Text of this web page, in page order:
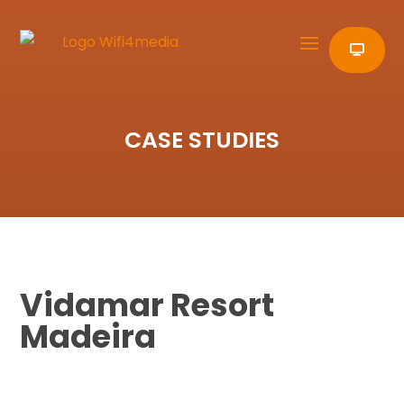
CASE STUDIES
Vidamar Resort
Madeira